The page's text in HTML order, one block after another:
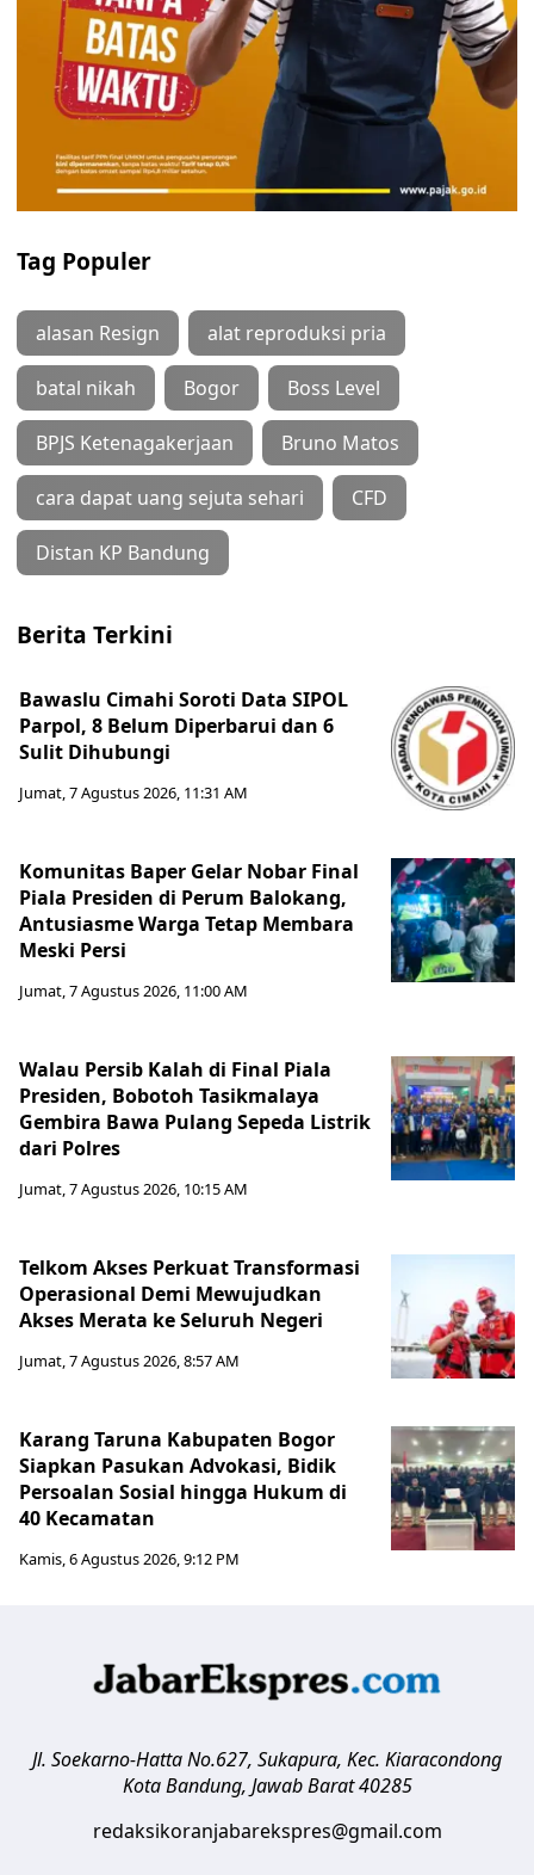
Tag Populer
alasan Resign alat reproduksi pria
batal nikah Bogor Boss Level
BPJS Ketenagakerjaan Bruno Matos
cara dapat uang sejuta sehari CFD
Distan KP Bandung
Berita Terkini
Bawaslu Cimahi Soroti Data SIPOL
Parpol, 8 Belum Diperbarui dan 6
Sulit Dihubungi
Jumat, 7 Agustus 2026, 11:31 AM
Komunitas Baper Gelar Nobar Final
Piala Presiden di Perum Balokang,
Antusiasme Warga Tetap Membara
Meski Persi
Jumat, 7 Agustus 2026, 11:00 AM
Walau Persib Kalah di Final Piala
Presiden, Bobotoh Tasikmalaya
Gembira Bawa Pulang Sepeda Listrik
dari Polres
Jumat, 7 Agustus 2026, 10:15 AM
Telkom Akses Perkuat Transformasi
Operasional Demi Mewujudkan
Akses Merata ke Seluruh Negeri
Jumat, 7 Agustus 2026, 8:57 AM
Karang Taruna Kabupaten Bogor
Siapkan Pasukan Advokasi, Bidik
Persoalan Sosial hingga Hukum di
40 Kecamatan
Kamis, 6 Agustus 2026, 9:12 PM
Jl. Soekarno-Hatta No.627, Sukapura, Kec. Kiaracondong
Kota Bandung, Jawab Barat 40285
redaksikoranjabarekspres@gmail.com